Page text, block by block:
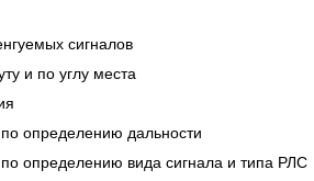
сигналов
и по углу места
определению дальности
определению вида сигнала и типа РЛС